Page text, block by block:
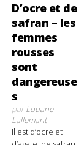
D’ocre et de
safran – les
femmes
rousses
sont
dangereuse
s
parLouane
Lallemant
Il est d’ocre et